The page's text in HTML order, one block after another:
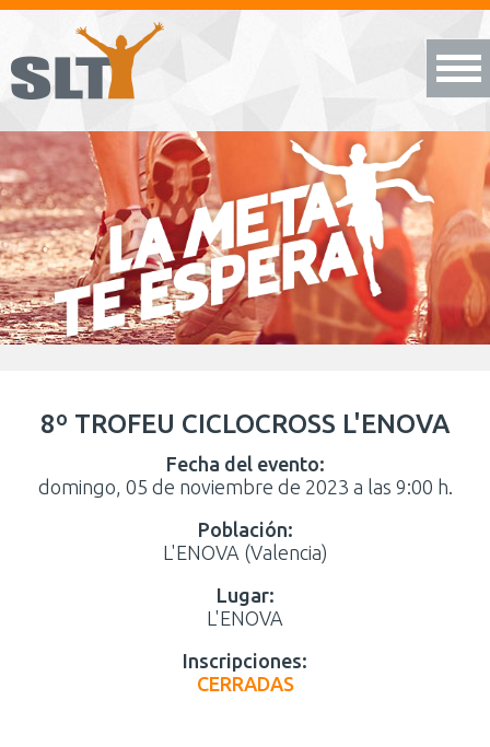
8º TROFEU CICLOCROSS L'ENOVA
Fecha del evento:
domingo, 05 de noviembre de 2023 a las 9:00 h.
Población:
L'ENOVA (Valencia)
Lugar:
L'ENOVA
Inscripciones:
CERRADAS